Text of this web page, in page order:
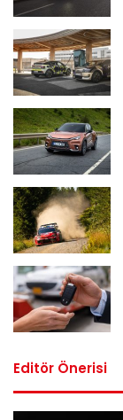
Editör Önerisi